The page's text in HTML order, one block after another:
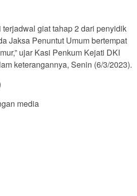
terjadwal giat tahap 2 dari penyidik
Jaksa Penuntut Umum bertempat
ujar Kasi Penkum Kejati DKI
keterangannya, Senin (6/3/2023).
media